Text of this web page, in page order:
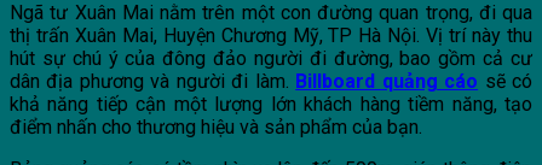
Ngã tư Xuân Mai nằm trên một con đường quan trọng, đi qua
thị trấn Xuân Mai, Huyện Chương Mỹ, TP Hà Nội. Vị trí này thu
hút sự chú ý của đông đảo người đi đường, bao gồm cả cư
dân địa phương và người đi làm. Billboard quảng cáo sẽ có
khả năng tiếp cận một lượng lớn khách hàng tiềm năng, tạo
điểm nhấn cho thương hiệu và sản phẩm của bạn.